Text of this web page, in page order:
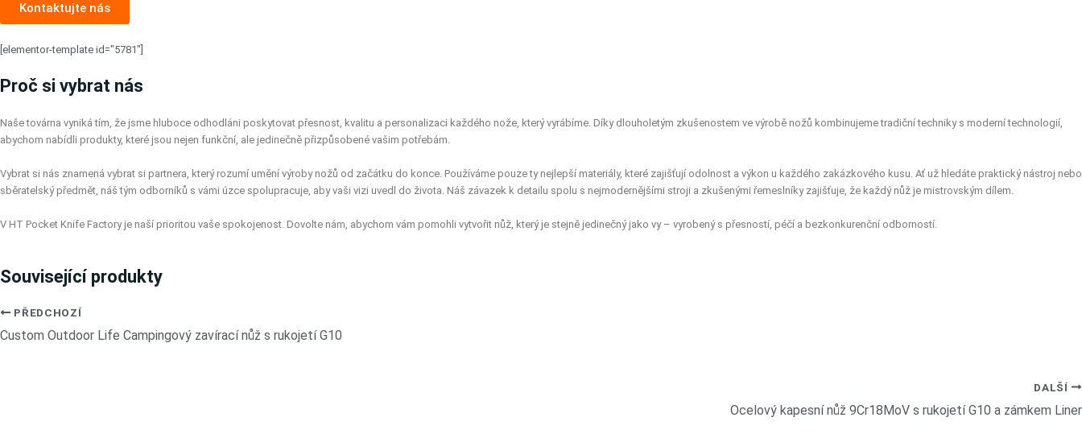
Kontaktujte nás
[elementor-template id="5781"]
Proč si vybrat nás
Naše továrna vyniká tím, že jsme hluboce odhodláni poskytovat přesnost, kvalitu a personalizaci každého nože, který vyrábíme. Díky dlouholetým zkušenostem ve výrobě nožů kombinujeme tradiční techniky s moderní technologií,
abychom nabídli produkty, které jsou nejen funkční, ale jedinečně přizpůsobené vašim potřebám.
Vybrat si nás znamená vybrat si partnera, který rozumí umění výroby nožů od začátku do konce. Používáme pouze ty nejlepší materiály, které zajišťují odolnost a výkon u každého zakázkového kusu. Ať už hledáte praktický nástroj nebo
sběratelský předmět, náš tým odborníků s vámi úzce spolupracuje, aby vaši vizi uvedl do života. Náš závazek k detailu spolu s nejmodernějšími stroji a zkušenými řemeslníky zajišťuje, že každý nůž je mistrovským dílem.
V HT Pocket Knife Factory je naší prioritou vaše spokojenost. Dovolte nám, abychom vám pomohli vytvořit nůž, který je stejně jedinečný jako vy – vyrobený s přesností, péčí a bezkonkurenční odborností.
Související produkty
PŘEDCHOZÍ
Custom Outdoor Life Campingový zavírací nůž s rukojetí G10
DALŠÍ
Ocelový kapesní nůž 9Cr18MoV s rukojetí G10 a zámkem Liner